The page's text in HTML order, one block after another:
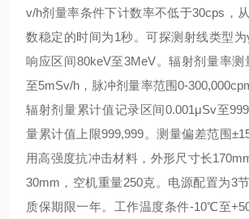
v/h剂量率条件下计数率不低于30cps，
数稳定的时间为1秒。可探测射线类型
响应区间80keV至3MeV。辐射剂量率测
至5mSv/h，脉冲剂量率范围0-
辐射剂量累计值记录区间0.001μSv至
量累计值上限999,999。测量偏差范围
用高强度抗冲击材料，外形尺寸长
30mm，空机重量250克。电源配置为3
质保期限一年。工作温度条件-10℃至